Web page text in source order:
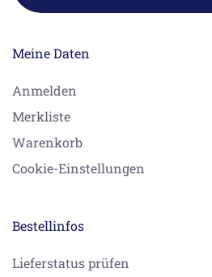
Meine Daten
Anmelden
Merkliste
Warenkorb
Cookie-Einstellungen
Bestellinfos
Lieferstatus prüfen